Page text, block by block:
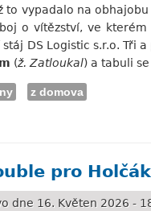
to vypadalo na
o vítězství, ve
DS Logistic s.r.o. Tři
(ž. Zatloukal) a tabuli
z domova
pro
dne 16. Květen 2026 -